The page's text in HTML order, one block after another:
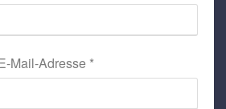
Mail-Adresse *